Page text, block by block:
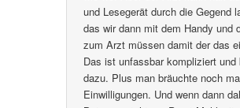
und Lesegerät durch die Gegend
das wir dann mit dem Handy und
zum Arzt müssen damit der das
Das ist unfassbar kompliziert
dazu. Plus man bräuchte noch
Einwilligungen. Und wenn dann